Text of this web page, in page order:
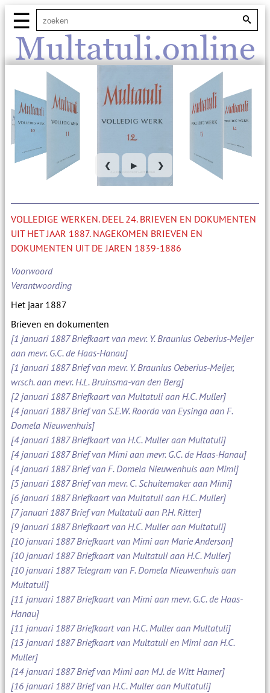
Multatuli.online
☰
❮ ▶ ❯
VOLLEDIGE WERKEN. DEEL 24. BRIEVEN EN DOKUMENTEN
UIT HET JAAR 1887. NAGEKOMEN BRIEVEN EN
DOKUMENTEN UIT DE JAREN 1839-1886
Voorwoord
Verantwoording
Het jaar 1887
Brieven en dokumenten
[1 januari 1887 Briefkaart van mevr. Y. Braunius Oeberius-Meijer
aan mevr. G.C. de Haas-Hanau]
[1 januari 1887 Brief van mevr. Y. Braunius Oeberius-Meijer,
wrsch. aan mevr. H.L. Bruinsma-van den Berg]
[2 januari 1887 Briefkaart van Multatuli aan H.C. Muller]
[4 januari 1887 Brief van S.E.W. Roorda van Eysinga aan F.
Domela Nieuwenhuis]
[4 januari 1887 Briefkaart van H.C. Muller aan Multatuli]
[4 januari 1887 Brief van Mimi aan mevr. G.C. de Haas-Hanau]
[4 januari 1887 Brief van F. Domela Nieuwenhuis aan Mimi]
[5 januari 1887 Brief van mevr. C. Schuitemaker aan Mimi]
[6 januari 1887 Briefkaart van Multatuli aan H.C. Muller]
[7 januari 1887 Brief van Multatuli aan P.H. Ritter]
[9 januari 1887 Briefkaart van H.C. Muller aan Multatuli]
[10 januari 1887 Briefkaart van Mimi aan Marie Anderson]
[10 januari 1887 Briefkaart van Multatuli aan H.C. Muller]
[10 januari 1887 Telegram van F. Domela Nieuwenhuis aan
Multatuli]
[11 januari 1887 Briefkaart van Mimi aan mevr. G.C. de Haas-
Hanau]
[11 januari 1887 Briefkaart van H.C. Muller aan Multatuli]
[13 januari 1887 Briefkaart van Multatuli en Mimi aan H.C.
Muller]
[14 januari 1887 Brief van Mimi aan M.J. de Witt Hamer]
[16 januari 1887 Brief van H.C. Muller aan Multatuli]